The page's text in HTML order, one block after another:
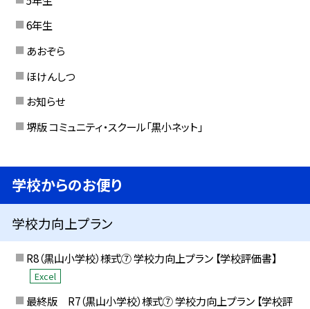
6年生
あおぞら
ほけんしつ
お知らせ
堺版 コミュニティ・スクール「黒小ネット」
学校からのお便り
学校力向上プラン
R8（黒山小学校）様式⑦ 学校力向上プラン 【学校評価書】
Excel
最終版 R7（黒山小学校）様式⑦ 学校力向上プラン 【学校評